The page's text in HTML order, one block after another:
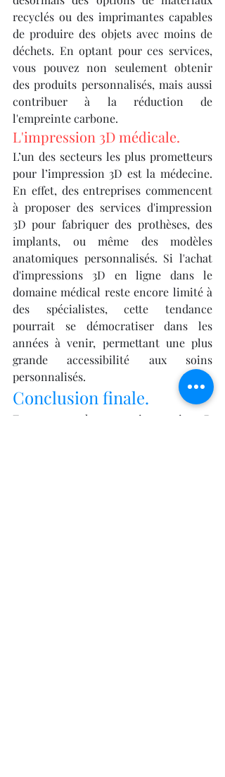
recyclés ou des imprimantes capables
de produire des objets avec moins de
déchets. En optant pour ces services,
vous pouvez non seulement obtenir
des produits personnalisés, mais aussi
contribuer à la réduction de
l'empreinte carbone.
L'impression 3D médicale.
L’un des secteurs les plus prometteurs
pour l’impression 3D est la médecine.
En effet, des entreprises commencent
à proposer des services d'impression
3D pour fabriquer des prothèses, des
implants, ou même des modèles
anatomiques personnalisés. Si l'achat
d'impressions 3D en ligne dans le
domaine médical reste encore limité à
des spécialistes, cette tendance
pourrait se démocratiser dans les
années à venir, permettant une plus
grande accessibilité aux soins
personnalisés.
Conclusion finale.
En somme, acheter une impression 3D